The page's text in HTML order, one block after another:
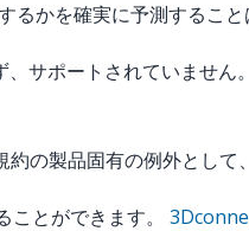
かを確実に予測するこ
サポートされていませ
製品固有の例外として
とができます。